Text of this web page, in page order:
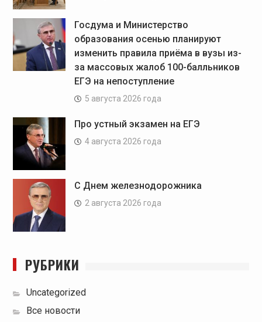
Госдума и Министерство
образования осенью планируют
изменить правила приёма в вузы из-
за массовых жалоб 100-балльников
ЕГЭ на непоступление
5 августа 2026 года
Про устный экзамен на ЕГЭ
4 августа 2026 года
С Днем железнодорожника
2 августа 2026 года
РУБРИКИ
Uncategorized
Все новости